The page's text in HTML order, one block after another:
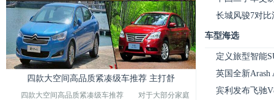
四款大空间高品质紧凑级车推荐 主打舒
四款大空间高品质紧凑级车推荐 对于大部分家庭
长城风骏7对
车型海选
定义旅型智能
英国全新Arash
宾利发布飞驰